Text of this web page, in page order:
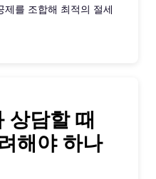
를 조합해 최적의 절세
상담할 때
해야 하나